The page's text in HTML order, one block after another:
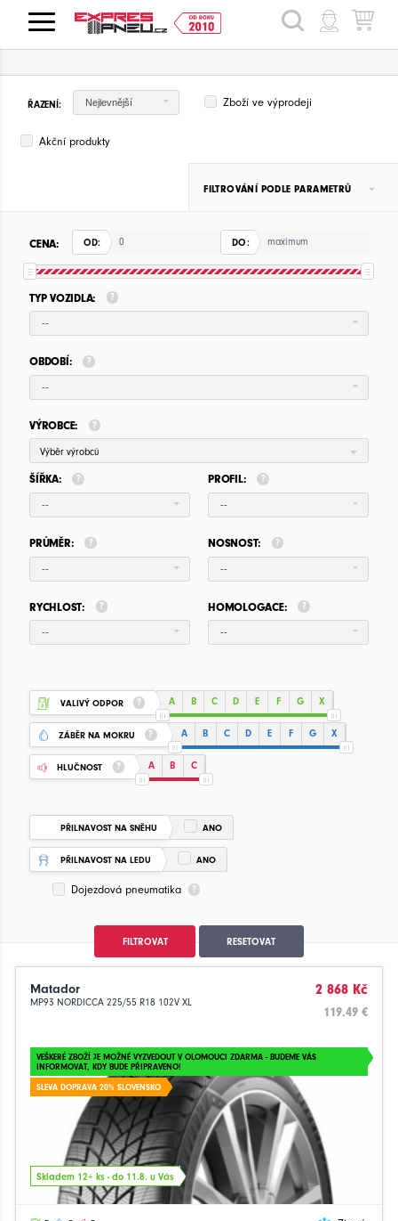
HLEDAT
ŘAZENÍ: Nejlevnější Zboží ve výprodeji
Akční produkty
FILTROVÁNÍ PODLE PARAMETRŮ
CENA: OD: DO:
TYP VOZIDLA:
--
OBDOBÍ:
--
VÝROBCE:
Výběr výrobců
ŠÍŘKA:
--
PROFIL:
--
PRŮMĚR:
--
NOSNOST:
--
RYCHLOST:
--
HOMOLOGACE:
--
VALIVÝ ODPOR A B C D E F G X
ZÁBĚR NA MOKRU A B C D E F G X
HLUČNOST A B C
PŘILNAVOST NA SNĚHU ANO
PŘILNAVOST NA LEDU ANO
Dojezdová pneumatika
FILTROVAT RESETOVAT
Matador
MP93 NORDICCA 225/55 R18 102V XL
2 868 Kč
119.49 €
VEŠKERÉ ZBOŽÍ JE MOŽNÉ VYZVEDOUT V OLOMOUCI ZDARMA - BUDEME VÁS
INFORMOVAT, KDY BUDE PŘIPRAVENO!
SLEVA DOPRAVA 20% SLOVENSKO
Skladem 12+ ks - do 11.8. u Vás